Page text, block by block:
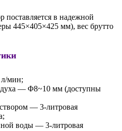
поставляется в надежной
445×405×425 мм), вес брутто
мин;
— Φ8~10 мм (доступны
— 3-литровая
воды — 3-литровая